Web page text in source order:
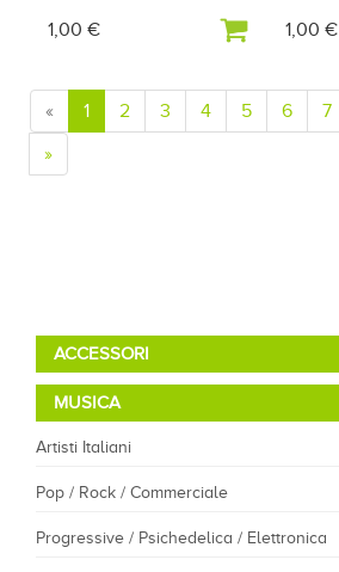
1,00 € 1,00 €
« 1 2 3 4 5 6 7
»
ACCESSORI
MUSICA
Artisti Italiani
Pop / Rock / Commerciale
Progressive / Psichedelica / Elettronica